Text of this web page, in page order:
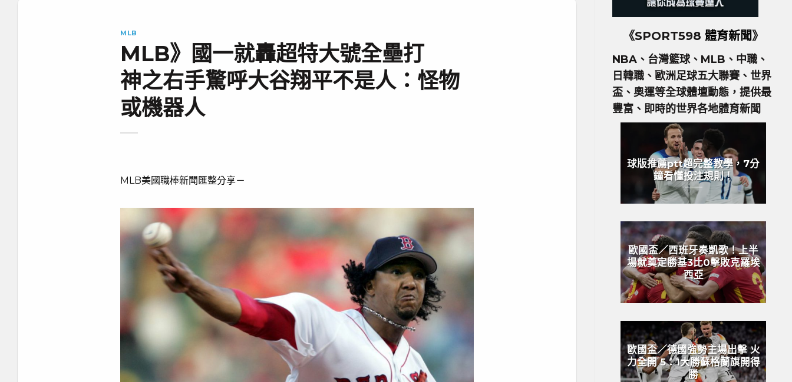
MLB
MLB》國一就轟超特大號全壘打
神之右手驚呼大谷翔平不是人：怪物
或機器人
MLB美國職棒新聞匯整分享－
《SPORT598 體育新聞》
NBA、台灣籃球、MLB、中職、
日韓職、歐洲足球五大聯賽、世界
盃、奧運等全球體壇動態，提供最
豐富、即時的世界各地體育新聞
球版推薦ptt超完整教學，7分
鐘看懂投注規則！
歐國盃／西班牙奏凱歌！上半
場就奠定勝基3比0擊敗克羅埃
西亞
歐國盃／德國強勢主場出擊 火
力全開 5：1大勝蘇格蘭旗開得
勝